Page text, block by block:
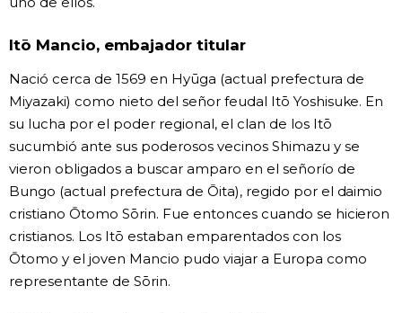
Itō Mancio, embajador titular
Nació cerca de 1569 en Hyūga (actual prefectura de
Miyazaki) como nieto del señor feudal Itō Yoshisuke. En
su lucha por el poder regional, el clan de los Itō
sucumbió ante sus poderosos vecinos Shimazu y se
vieron obligados a buscar amparo en el señorío de
Bungo (actual prefectura de Ōita), regido por el daimio
cristiano Ōtomo Sōrin. Fue entonces cuando se hicieron
cristianos. Los Itō estaban emparentados con los
Ōtomo y el joven Mancio pudo viajar a Europa como
representante de Sōrin.